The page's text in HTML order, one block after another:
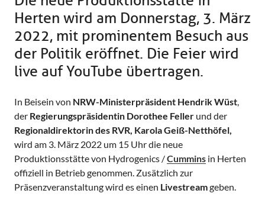
Herten wird am Donnerstag, 3. März
2022, mit prominentem Besuch aus
der Politik eröffnet. Die Feier wird
live auf YouTube übertragen.
In Beisein von NRW-Ministerpräsident Hendrik Wüst
der Regierungspräsidentin Dorothee Feller und der
Regionaldirektorin des RVR, Karola Geiß-Netthöfel,
wird am 3. März 2022 um 15 Uhr die neue
Produktionsstätte von Hydrogenics /Cummins in Herten
offiziell in Betrieb genommen. Zusätzlich zur
Präsenzveranstaltung wird es einen Livestreamgeben.